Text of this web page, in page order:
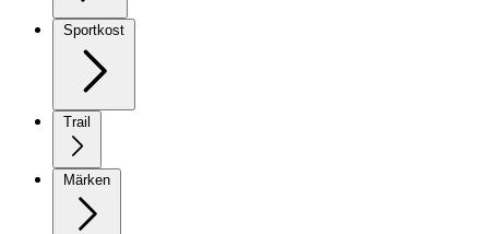
Sportkost
Trail
Märken